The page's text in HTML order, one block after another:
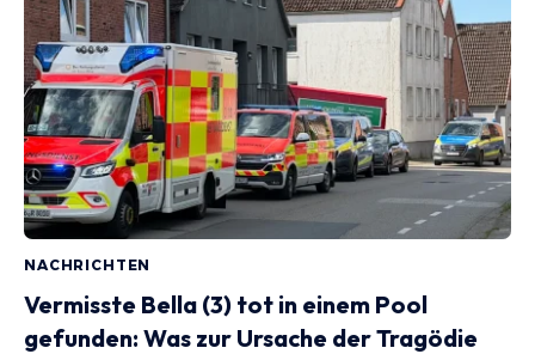
NACHRICHTEN
Vermisste Bella (3) tot in einem Pool
gefunden: Was zur Ursache der Tragödie